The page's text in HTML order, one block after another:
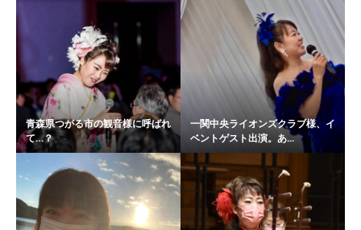
青森県つがる市の観音様に呼ばれ
て…？
一関中央ライオンズクラブ様、イ
ベントゲスト出演。あ...